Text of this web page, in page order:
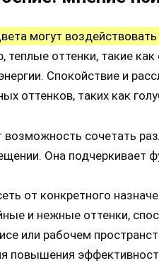
могут
теплые оттенки, такие
Спокойствие и
оттенков, таких как
возможность сочетать
Она подчеркивает
от конкретного
и нежные оттенки,
или рабочем
повышения